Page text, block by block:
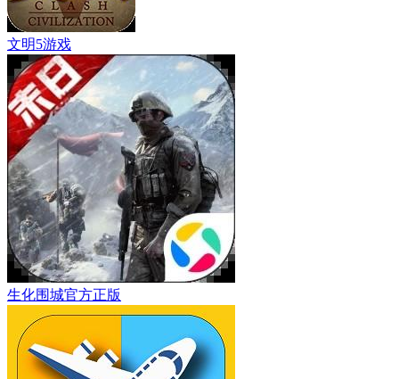
文明5游戏
生化围城官方正版